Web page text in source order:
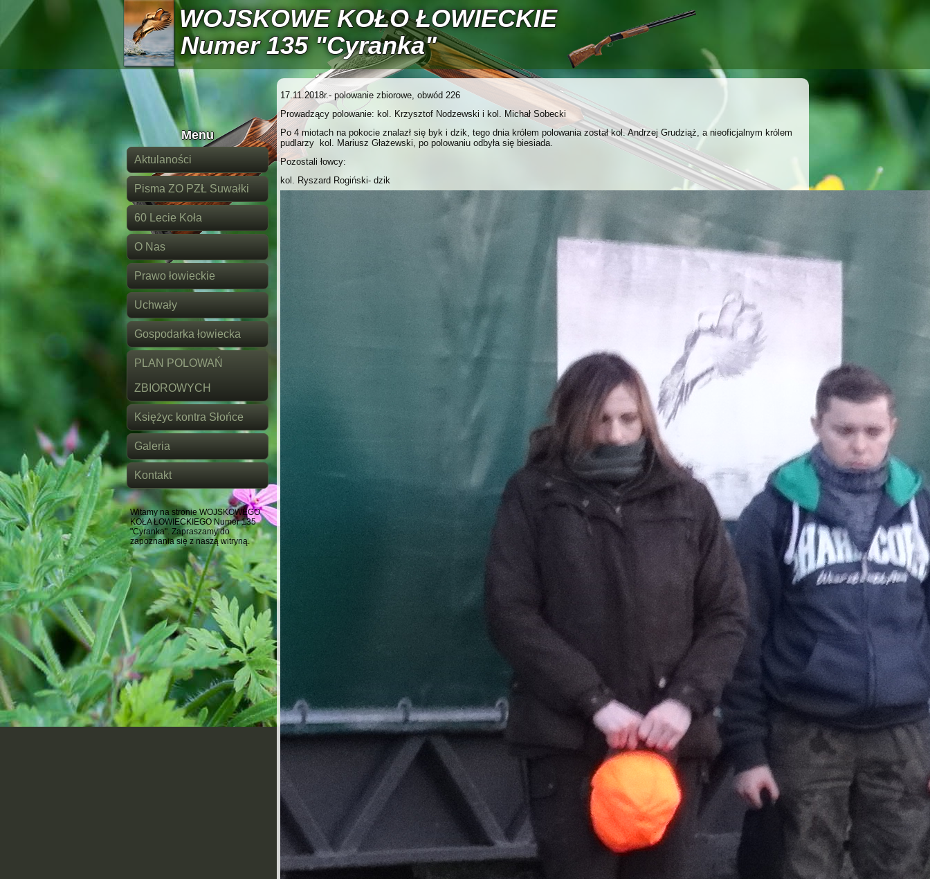
WOJSKOWE KOŁO ŁOWIECKIE
Numer 135 "Cyranka"
Menu
Aktulaności
Pisma ZO PZŁ Suwałki
60 Lecie Koła
O Nas
Prawo łowieckie
Uchwały
Gospodarka łowiecka
PLAN POLOWAŃ
ZBIOROWYCH
Księżyc kontra Słońce
Galeria
Kontakt
Witamy na stronie WOJSKOWEGO
KOŁA ŁOWIECKIEGO Numer 135
"Cyranka". Zapraszamy do
zapoznania się z naszą witryną.
17.11.2018r.- polowanie zbiorowe, obwód 226
Prowadzący polowanie: kol. Krzysztof Nodzewski i kol. Michał Sobecki
Po 4 miotach na pokocie znalazł się byk i dzik, tego dnia królem polowania został kol. Andrzej Grudziąż, a nieoficjalnym królem
pudlarzy kol. Mariusz Głażewski, po polowaniu odbyła się biesiada.
Pozostali łowcy:
kol. Ryszard Rogiński- dzik